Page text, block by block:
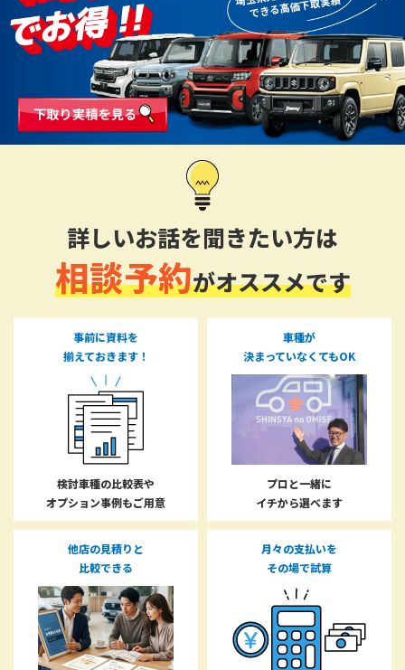
詳しいお話を聞きたい方は
相談予約がオススメです
事前に資料を
揃えておきます！
検討車種の比較表や
オプション事例もご用意
車種が
決まっていなくてもOK
プロと一緒に
イチから選べます
他店の見積りと
比較できる
月々の支払いを
その場で試算